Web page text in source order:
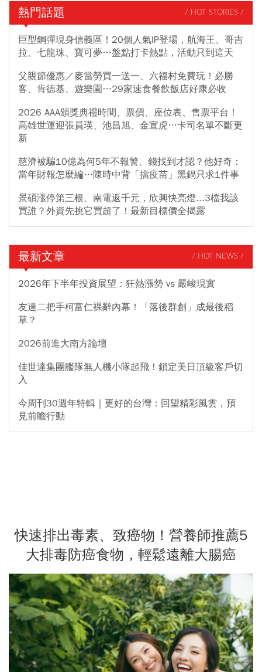
熱門話題 / HOT STORIES /
巨型鋼彈現身信義區！20個人氣IP登場，航海王、哥吉
拉、七龍珠、寶可夢…盤點打卡熱點，活動只到這天
父親節優惠／麥當勞買一送一、六福村免費玩！必勝
客、肯德基、遊樂園…29家速食餐飲飯店好康必收
2026 AAA頒獎典禮時間、票價、座位表、售票平台！
高雄世運迎張員瑛、池昌旭、金宣虎…卡司名單不斷更
新
慈濟被騙10億為何5年不報警、錢找到才認？他好奇：
當年財報怎麼編…陳時中背「擋疫苗」黑鍋只求1件事
景碩漲停第三根、南電返千元，欣興快亮燈...3檔我該
買誰？外資先挑它買超了！最新目標價全揭露
最新文章 / HOT NEWS /
2026年下半年投資展望：狂熱漲勢 vs 嚴峻現實
友達二把手柯富仁裸辭內幕！「落後群創」成最後稻
草？
2026前進大南方論壇
佳世達集團艦隊無人機小隊起飛！鎖定美日頂級客戶切
入
今周刊30週年特輯｜更好的台灣：回望精彩風雲，預
見前瞻行動
快速排出毒素、致癌物！營養師推薦5
大排毒防癌食物，輕鬆遠離大腸癌